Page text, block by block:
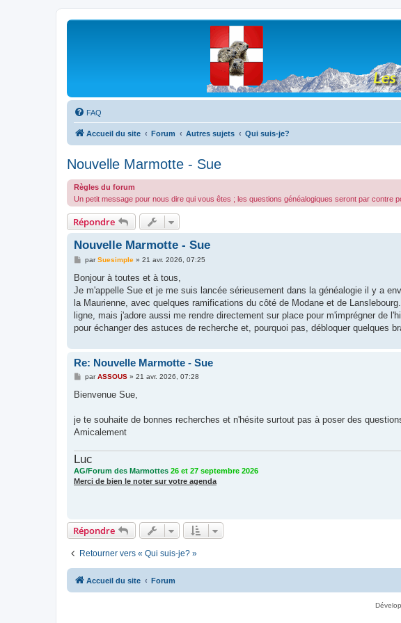
Les Marmottes de Savoie
FAQ
Accueil du site Forum Autres sujets Qui suis-je?
Nouvelle Marmotte - Sue
Règles du forum
Un petit message pour nous dire qui vous êtes ; les questions généalogiques seront par contre
Répondre
Nouvelle Marmotte - Sue
M
s
a
g
parSuesimple» 21 avr. 2026, 07:25
Bonjour à toutes et à tous,
Je m'appelle Sue et je me suis lancée sérieusement dans la généalogie il y a
la Maurienne, avec quelques ramifications du côté de Modane et de
ligne, mais j'adore aussi me rendre directement sur place pour m'imprégner de
pour échanger des astuces de recherche et, pourquoi pas, débloquer quelques
Re: Nouvelle Marmotte - Sue
M
s
g
parASSOUS» 21 avr. 2026, 07:28
Bienvenue Sue,
je te souhaite de bonnes recherches et n'hésite surtout pas à poser des
Amicalement
Luc
AG/Forum des Marmottes 26 et 27 septembre 2026
Merci de bien le noter sur votre agenda
Répondre
Retourner vers « Qui suis-je? »
Accueil du site Forum